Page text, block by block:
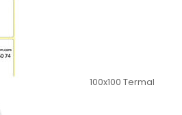
100x100 Termal